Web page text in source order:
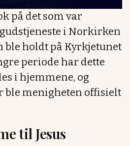
på det som var
i Norkirken
ble holdt på Kyrkjetunet
periode har dette
i hjemmene, og
ble menigheten offisielt
til Jesus